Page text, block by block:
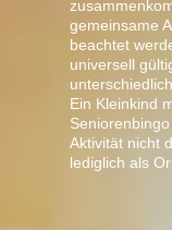
gemeinsame
beachtet
universell
Ein Kleinkind
Aktivität nicht
lediglich als